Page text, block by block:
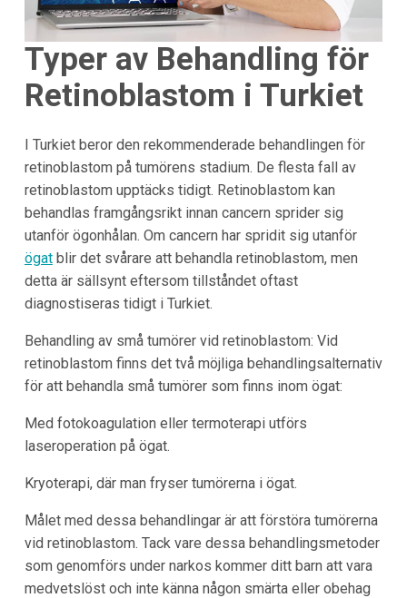
Typer av Behandling för
Retinoblastom i Turkiet
I Turkiet beror den rekommenderade behandlingen för
retinoblastom på tumörens stadium. De flesta fall av
retinoblastom upptäcks tidigt. Retinoblastom kan
behandlas framgångsrikt innan cancern sprider sig
utanför ögonhålan. Om cancern har spridit sig utanför
ögatblir det svårare att behandla retinoblastom, men
detta är sällsynt eftersom tillståndet oftast
diagnostiseras tidigt i Turkiet.
Behandling av små tumörer vid retinoblastom: Vid
retinoblastom finns det två möjliga behandlingsalternativ
för att behandla små tumörer som finns inom ögat:
Med fotokoagulation eller termoterapi utförs
laseroperation på ögat.
Kryoterapi, där man fryser tumörerna i ögat.
Målet med dessa behandlingar är att förstöra tumörerna
vid retinoblastom. Tack vare dessa behandlingsmetoder
som genomförs under narkos kommer ditt barn att vara
medvetslöst och inte känna någon smärta eller obehag